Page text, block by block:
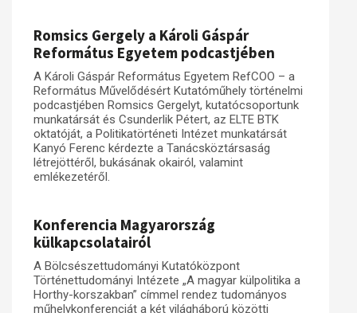
Romsics Gergely a Károli Gáspár
Református Egyetem podcastjében
A Károli Gáspár Református Egyetem RefCOO – a
Református Művelődésért Kutatóműhely történelmi
podcastjében Romsics Gergelyt, kutatócsoportunk
munkatársát és Csunderlik Pétert, az ELTE BTK
oktatóját, a Politikatörténeti Intézet munkatársát
Kanyó Ferenc kérdezte a Tanácsköztársaság
létrejöttéről, bukásának okairól, valamint
emlékezetéről.
Konferencia Magyarország
külkapcsolatairól
A Bölcsészettudományi Kutatóközpont
Történettudományi Intézete „A magyar külpolitika a
Horthy-korszakban” címmel rendez tudományos
műhelykonferenciát a két világháború közötti